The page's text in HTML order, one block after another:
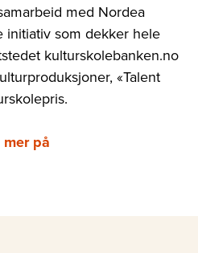
med Nordea
initiativ som dekker hele
kulturskolebanken.no
«Talent
på